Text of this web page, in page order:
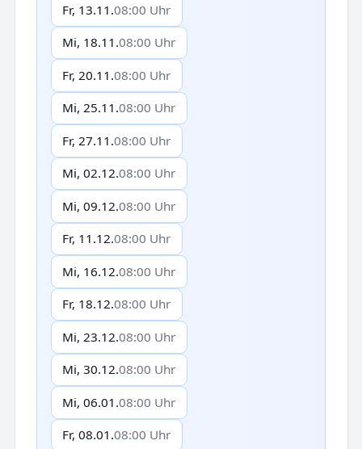
Fr, 13.11.08:00 Uhr
Mi, 18.11.08:00 Uhr
Fr, 20.11.08:00 Uhr
Mi, 25.11.08:00 Uhr
Fr, 27.11.08:00 Uhr
Mi, 02.12.08:00 Uhr
Mi, 09.12.08:00 Uhr
Fr, 11.12.08:00 Uhr
Mi, 16.12.08:00 Uhr
Fr, 18.12.08:00 Uhr
Mi, 23.12.08:00 Uhr
Mi, 30.12.08:00 Uhr
Mi, 06.01.08:00 Uhr
Fr, 08.01.08:00 Uhr